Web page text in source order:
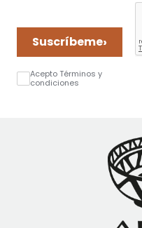
Suscríbeme›
Acepto Términos y
condiciones